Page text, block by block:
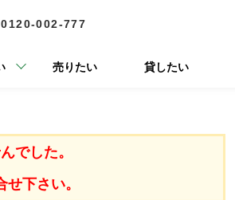
0120-002-777
売りたい 貸したい
でした。
下さい。